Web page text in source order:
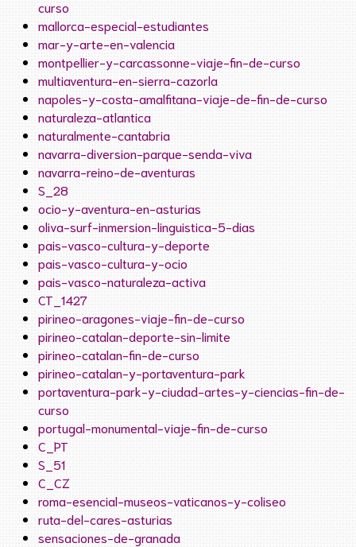
curso
mallorca-especial-estudiantes
mar-y-arte-en-valencia
montpellier-y-carcassonne-viaje-fin-de-curso
multiaventura-en-sierra-cazorla
napoles-y-costa-amalfitana-viaje-de-fin-de-curso
naturaleza-atlantica
naturalmente-cantabria
navarra-diversion-parque-senda-viva
navarra-reino-de-aventuras
S_28
ocio-y-aventura-en-asturias
oliva-surf-inmersion-linguistica-5-dias
pais-vasco-cultura-y-deporte
pais-vasco-cultura-y-ocio
pais-vasco-naturaleza-activa
CT_1427
pirineo-aragones-viaje-fin-de-curso
pirineo-catalan-deporte-sin-limite
pirineo-catalan-fin-de-curso
pirineo-catalan-y-portaventura-park
portaventura-park-y-ciudad-artes-y-ciencias-fin-de-
curso
portugal-monumental-viaje-fin-de-curso
C_PT
S_51
C_CZ
roma-esencial-museos-vaticanos-y-coliseo
ruta-del-cares-asturias
sensaciones-de-granada